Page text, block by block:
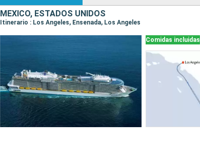
MÉXICO, ESTADOS UNIDOS
Itinerario : Los Angeles, Ensenada, Los Angeles
Comidas incluidas